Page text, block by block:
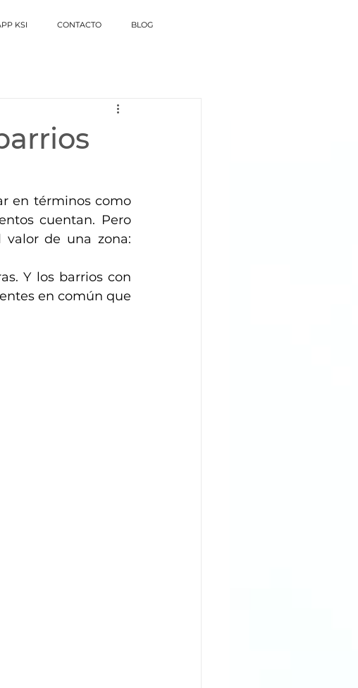
KSI CONTACTO BLOG
cuentan. Pero
Y los barrios con
en común que